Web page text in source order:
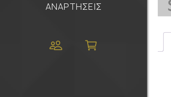
ΑΝΑΡΤΗΣΕΙΣ